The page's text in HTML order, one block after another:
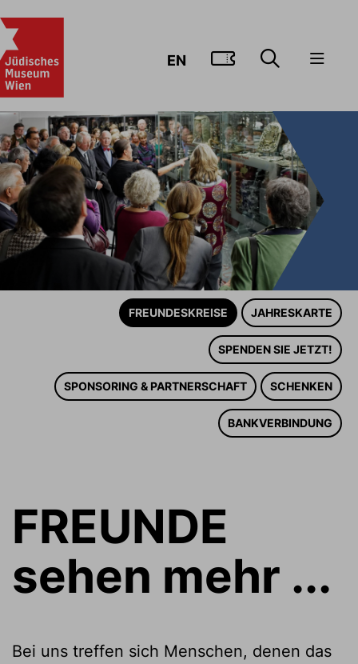
EN ZUM
FREUNDESKREISE JAHRESKARTE
SPENDEN SIE JETZT!
SPONSORING & PARTNERSCHAFT SCHENKEN
BANKVERBINDUNG
FREUNDE
sehen mehr ...
Bei uns treffen sich Menschen, denen das